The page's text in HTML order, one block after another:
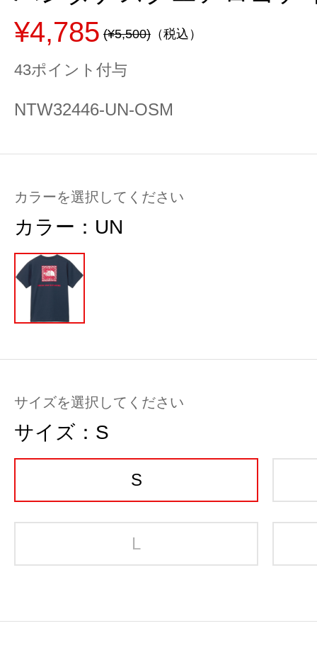
¥4,785 (¥5,500) （税込）
43ポイント付与
NTW32446-UN-OSM
カラーを選択してください
カラー： UN
サイズを選択してください
サイズ： S
S
L